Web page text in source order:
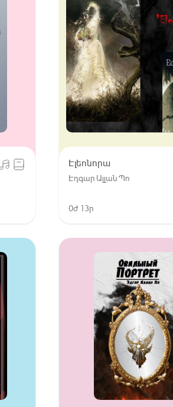
Էլեոնորա
Էդգար Ալլան Պո
0ժ 13ր